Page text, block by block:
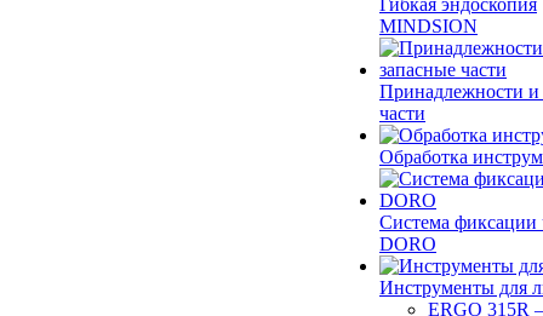
Гибкая эндоскопия
MINDSION
Принадлежности и
части
Обработка
Система фиксации
DORO
Инструменты для
ERGO 315R